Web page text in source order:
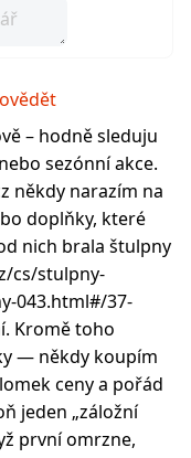
– hodně sleduju
sezónní akce.
někdy narazím na
doplňky, které
nich brala štulpny
cs/stulpny-
043.html#/37-
Kromě toho
— někdy koupím
ceny a pořád
jeden „záložní
první omrzne,